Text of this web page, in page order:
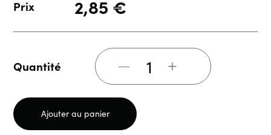
Prix 2,85 €
Quantité +
Ajouter au panier